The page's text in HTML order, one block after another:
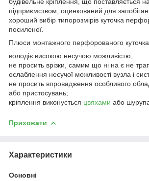
підприємством, оцинкований для
хороший вибір типорозмірів куточка
посиленої.
Плюси монтажного перфорованого
володіє високою несучою можливістю;
не просить врізки, самим що ні на є не
ослаблення несучої можливості вузла і
не просить впровадження особливого
або пристосувань;
кріплення виконується цвяхами або
Приховати
Характеристики
Основні